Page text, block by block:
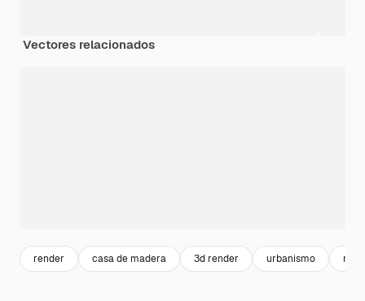
Vectores relacionados
render casa de madera 3d render urbanismo